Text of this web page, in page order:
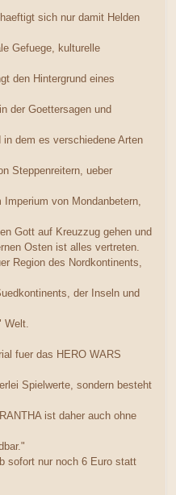
sich nur damit Helden
Gefuege, kulturelle
den Hintergrund eines
der Goettersagen und
dem es verschiedene Arten
Steppenreitern, ueber
von Mondanbetern,
Gott auf Kreuzzug gehen und
Osten ist alles vertreten.
Region des Nordkontinents,
der Inseln und
Welt.
fuer das HERO WARS
Spielwerte, sondern besteht
ist daher auch ohne
sofort nur noch 6 Euro statt